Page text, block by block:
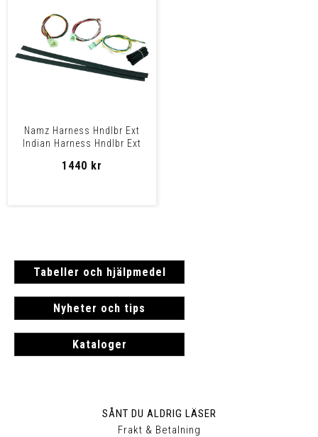
Namz Harness Hndlbr Ext
Indian Harness Hndlbr Ext
1440 kr
Tabeller och hjälpmedel
Nyheter och tips
Kataloger
SÅNT DU ALDRIG LÄSER
Frakt & Betalning